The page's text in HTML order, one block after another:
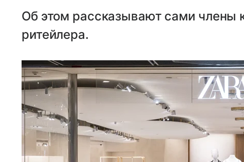
Об этом рассказывают сами члены
ритейлера.